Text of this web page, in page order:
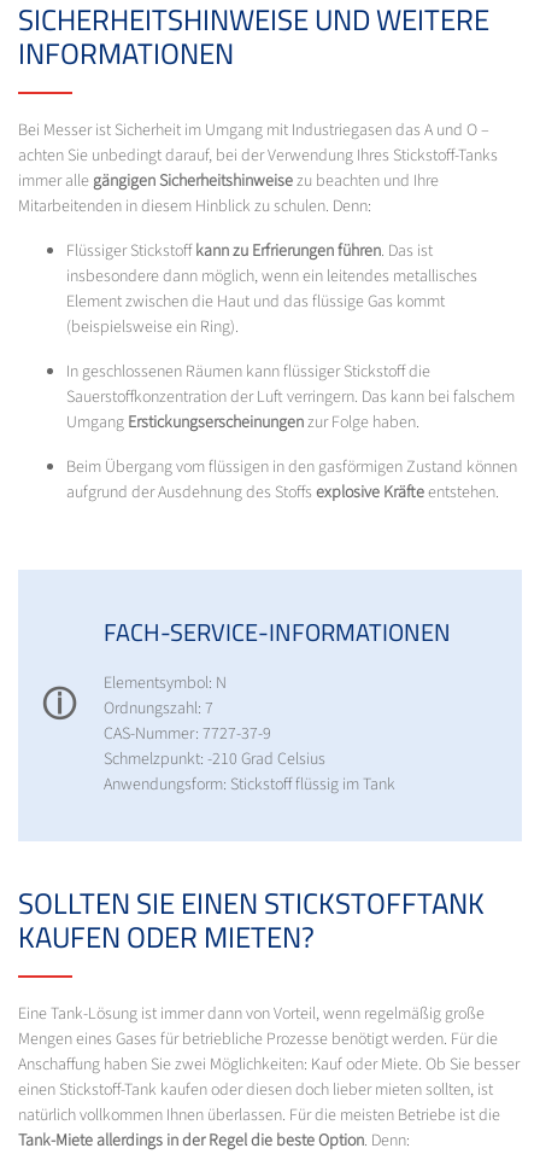
SICHERHEITSHINWEISE UND WEITERE
INFORMATIONEN
Bei Messer ist Sicherheit im Umgang mit Industriegasen das A und O –
achten Sie unbedingt darauf, bei der Verwendung Ihres Stickstoff-Tanks
immer alle gängigen Sicherheitshinweisezu beachten und Ihre
Mitarbeitenden in diesem Hinblick zu schulen. Denn:
Flüssiger Stickstoffkann zu Erfrierungen führen. Das ist
insbesondere dann möglich, wenn ein leitendes metallisches
Element zwischen die Haut und das flüssige Gas kommt
(beispielsweise ein Ring).
In geschlossenen Räumen kann flüssiger Stickstoff die
Sauerstoffkonzentration der Luft verringern. Das kann bei falschem
Umgang Erstickungserscheinungenzur Folge haben.
Beim Übergang vom flüssigen in den gasförmigen Zustand können
aufgrund der Ausdehnung des Stoffs explosive Kräfteentstehen.
ⓘ
FACH-SERVICE-INFORMATIONEN
Elementsymbol: N
Ordnungszahl: 7
CAS-Nummer: 7727-37-9
Schmelzpunkt: -210 Grad Celsius
Anwendungsform: Stickstoff flüssig im Tank
SOLLTEN SIE EINEN STICKSTOFFTANK
KAUFEN ODER MIETEN?
Eine Tank-Lösung ist immer dann von Vorteil, wenn regelmäßig große
Mengen eines Gases für betriebliche Prozesse benötigt werden. Für die
Anschaffung haben Sie zwei Möglichkeiten: Kauf oder Miete. Ob Sie besser
einen Stickstoff-Tank kaufen oder diesen doch lieber mieten sollten, ist
natürlich vollkommen Ihnen überlassen. Für die meisten Betriebe ist die
Tank-Miete allerdings in der Regel die beste Option. Denn: